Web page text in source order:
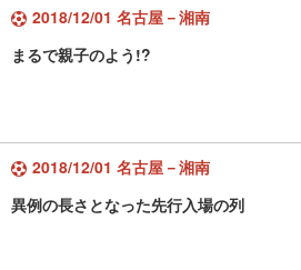
2018/12/01 名古屋－湘南
まるで親子のよう!?
2018/12/01 名古屋－湘南
異例の長さとなった先行入場の列